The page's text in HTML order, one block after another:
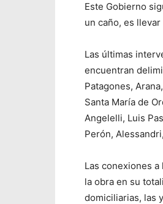
Este Gobierno
un caño, es
Las últimas
encuentran
Patagones,
Santa María de
Angelelli, Luis
Perón,
Las conexiones
la obra en su
domiciliarias, las